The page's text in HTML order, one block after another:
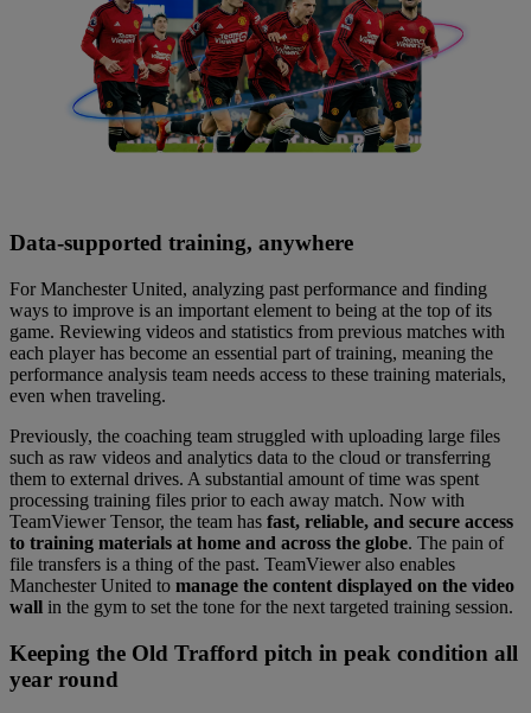
Data-supported training, anywhere
For Manchester United, analyzing past performance and finding
ways to improve is an important element to being at the top of its
game. Reviewing videos and statistics from previous matches with
each player has become an essential part of training, meaning the
performance analysis team needs access to these training materials,
even when traveling.
Previously, the coaching team struggled with uploading large files
such as raw videos and analytics data to the cloud or transferring
them to external drives. A substantial amount of time was spent
processing training files prior to each away match. Now with
TeamViewer Tensor, the team has fast, reliable, and secure access
to training materials at home and across the globe. The pain of
file transfers is a thing of the past. TeamViewer also enables
Manchester United to manage the content displayed on the video
wall in the gym to set the tone for the next targeted training session.
Keeping the Old Trafford pitch in peak condition all
year round